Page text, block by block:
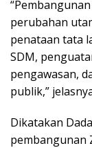
perubahan
penataan tata
SDM,
pengawasan,
publik,”
Dikatakan
pembangunan